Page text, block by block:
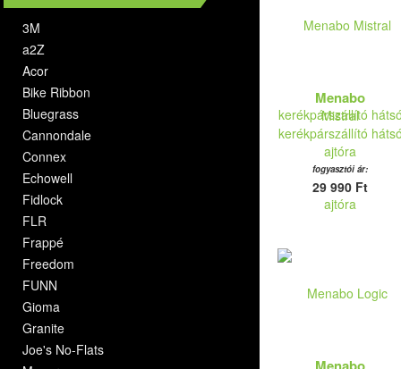
3M
a2Z
Acor
Bike Ribbon
Bluegrass
Cannondale
Connex
Echowell
Fidlock
FLR
Frappé
Freedom
FUNN
Gioma
Granite
Joe's No-Flats
Menabo
Mistral
kerékpárszállító
ajtóra
fogyasztói ár:
29 990 Ft